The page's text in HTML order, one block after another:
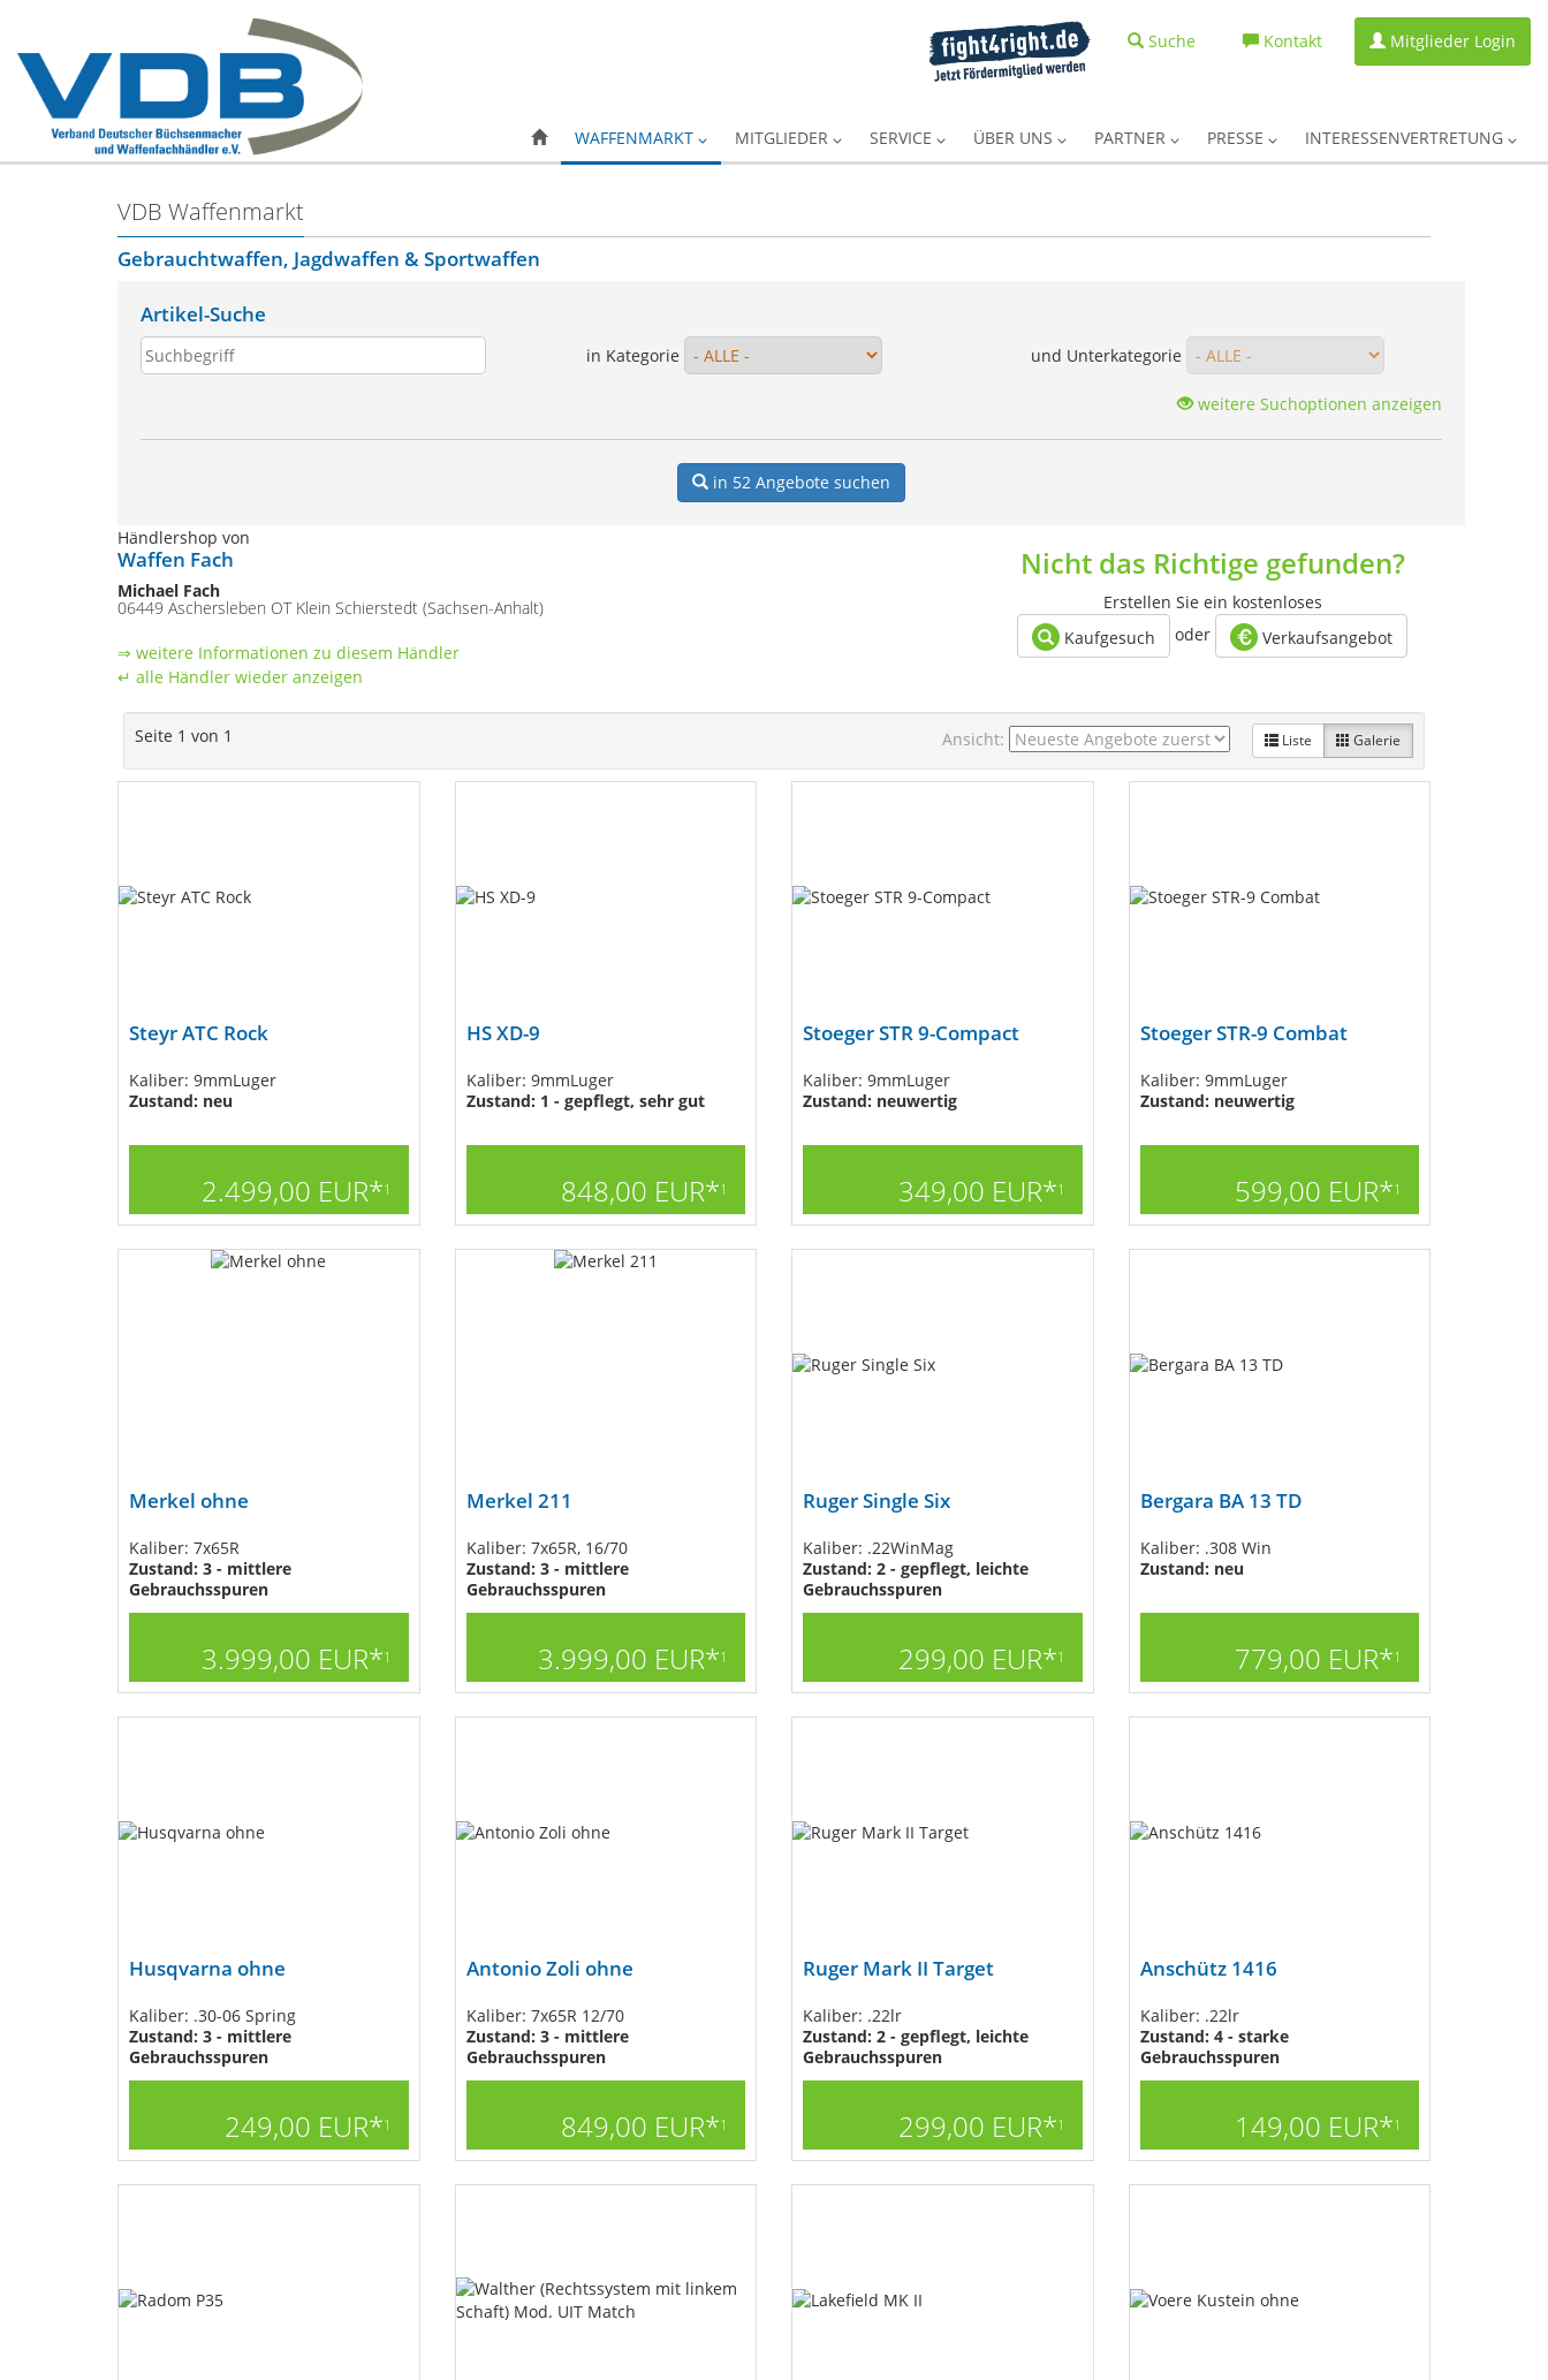
Suche Kontakt Mitglieder Login
WAFFENMARKT MITGLIEDER SERVICE ÜBER UNS PARTNER PRESSE INTERESSENVERTRETUNG
VDB Waffenmarkt
Gebrauchtwaffen, Jagdwaffen & Sportwaffen
Artikel-Suche
in Kategorie und Unterkategorie
weitere Suchoptionen anzeigen
in 52 Angebote suchen
Nicht das Richtige gefunden?
Erstellen Sie ein kostenloses
Kaufgesuch
oder Verkaufsangebot
Händlershop von
Waffen Fach
Michael Fach
06449 Aschersleben OT Klein Schierstedt (Sachsen-Anhalt)
⇒ weitere Informationen zu diesem Händler
↵ alle Händler wieder anzeigen
Ansicht: Liste Galerie
Seite 1 von 1
Steyr ATC Rock
Kaliber: 9mmLuger
Zustand: neu
2.499,00 EUR*1
HS XD-9
Kaliber: 9mmLuger
Zustand: 1 - gepflegt, sehr gut
848,00 EUR*1
Stoeger STR 9-Compact
Kaliber: 9mmLuger
Zustand: neuwertig
349,00 EUR*1
Stoeger STR-9 Combat
Kaliber: 9mmLuger
Zustand: neuwertig
599,00 EUR*1
Merkel ohne
Kaliber: 7x65R
Zustand: 3 - mittlere
Gebrauchsspuren
3.999,00 EUR*1
Merkel 211
Kaliber: 7x65R, 16/70
Zustand: 3 - mittlere
Gebrauchsspuren
3.999,00 EUR*1
Ruger Single Six
Kaliber: .22WinMag
Zustand: 2 - gepflegt, leichte
Gebrauchsspuren
299,00 EUR*1
Bergara BA 13 TD
Kaliber: .308 Win
Zustand: neu
779,00 EUR*1
Husqvarna ohne
Kaliber: .30-06 Spring
Zustand: 3 - mittlere
Gebrauchsspuren
249,00 EUR*1
Antonio Zoli ohne
Kaliber: 7x65R 12/70
Zustand: 3 - mittlere
Gebrauchsspuren
849,00 EUR*1
Ruger Mark II Target
Kaliber: .22lr
Zustand: 2 - gepflegt, leichte
Gebrauchsspuren
299,00 EUR*1
Anschütz 1416
Kaliber: .22lr
Zustand: 4 - starke
Gebrauchsspuren
149,00 EUR*1